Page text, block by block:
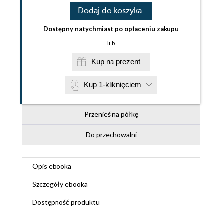
Dodaj do koszyka
Dostępny natychmiast po opłaceniu zakupu
lub
Kup na prezent
Kup 1-kliknięciem
Przenieś na półkę
Do przechowalni
Opis ebooka
Szczegółyebooka
Dostępność produktu